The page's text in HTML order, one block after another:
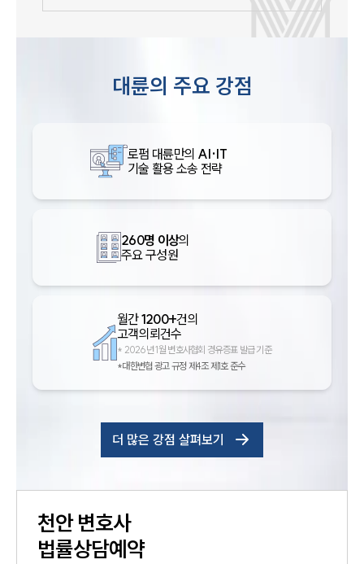
대륜의 주요 강점
로펌 대륜만의 AI·IT
기술 활용 소송 전략
260명 이상의
주요 구성원
월간1200+건의
고객의뢰건수
* 2026년 1월 변호사협회 경유증표 발급 기준
*대한변협 광고 규정 제4조 제1호 준수
더 많은 강점 살펴보기
천안변호사
법률상담예약